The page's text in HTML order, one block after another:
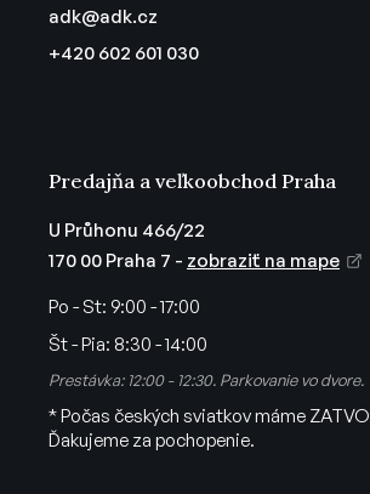
adk@adk.cz
+420 602 601 030
Predajňa a veľkoobchod Praha
U Průhonu 466/22
170 00 Praha 7 - zobraziť na mape
Po - St: 9:00 - 17:00
Št - Pia: 8:30 - 14:00
Prestávka: 12:00 - 12:30. Parkovanie vo dvore.
* Počas českých sviatkov máme
Ďakujeme za pochopenie.